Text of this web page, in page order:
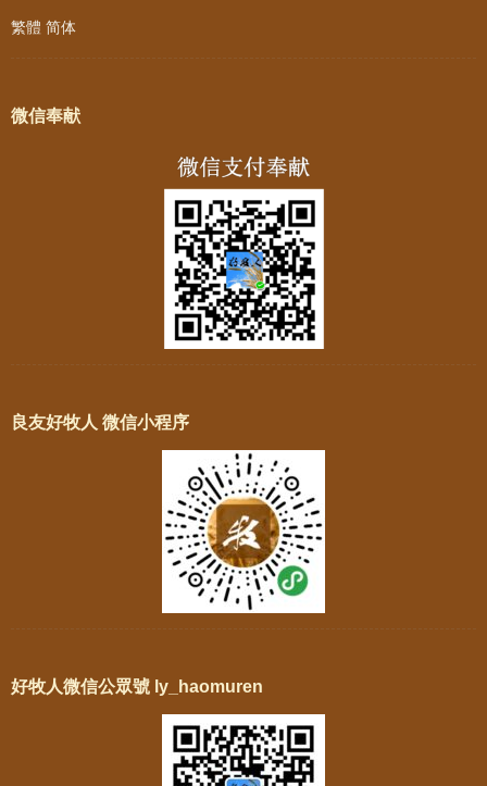
繁體 简体
微信奉献
良友好牧人 微信小程序
好牧人微信公眾號 ly_haomuren